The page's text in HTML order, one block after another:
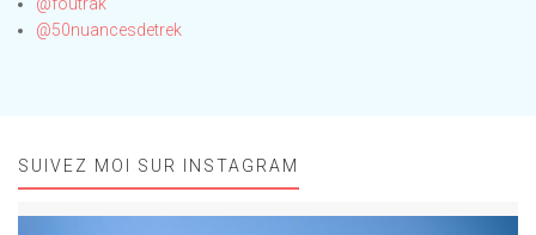
@50nuancesdetrek
SUIVEZ MOI SUR INSTAGRAM